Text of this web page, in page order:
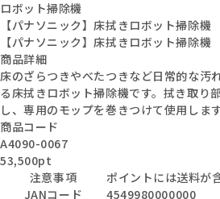
ロボット掃除機
【パナソニック】床拭きロボット掃除機
【パナソニック】床拭きロボット掃除機
商品詳細
床のざらつきやべたつきなど日常的な汚
る床拭きロボット掃除機です。拭き取り
し、専用のモップを巻きつけて使用します
商品コード
A4090-0067
53,500pt
注意事項
ポイントには送料が
JANコード
4549980000000